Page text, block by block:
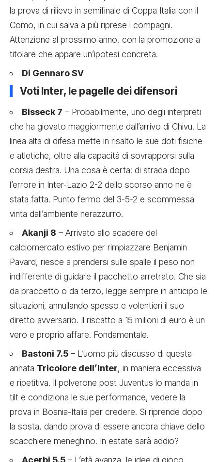
la prova di rilievo in semifinale di Coppa Italia con il
Como, in cui salva a più riprese i compagni.
Attenzione al prossimo anno, con la promozione a
titolare che appare un’ipotesi concreta.
Di Gennaro SV
Voti Inter, le pagelle dei difensori
Bisseck 7 – Probabilmente, uno degli interpreti
che ha giovato maggiormente dall’arrivo di Chivu. La
linea alta di difesa mette in risalto le sue doti fisiche
e atletiche, oltre alla capacità di sovrapporsi sulla
corsia destra. Una cosa è certa: di strada dopo
l’errore in Inter-Lazio 2-2 dello scorso anno ne è
stata fatta. Punto fermo del 3-5-2 e scommessa
vinta dall’ambiente nerazzurro.
Akanji 8 – Arrivato allo scadere del
calciomercato estivo per rimpiazzare Benjamin
Pavard, riesce a prendersi sulle spalle il peso non
indifferente di guidare il pacchetto arretrato. Che sia
da braccetto o da terzo, legge sempre in anticipo le
situazioni, annullando spesso e volentieri il suo
diretto avversario. Il riscatto a 15 milioni di euro è un
vero e proprio affare. Fondamentale.
Bastoni 7.5 – L’uomo più discusso di questa
annata Tricolore dell’Inter, in maniera eccessiva
e ripetitiva. Il polverone post Juventus lo manda in
tilt e condiziona le sue performance, vedere la
prova in Bosnia-Italia per credere. Si riprende dopo
la sosta, dando prova di essere ancora chiave dello
scacchiere meneghino. In estate sarà addio?